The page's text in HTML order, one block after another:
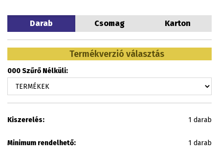
Darab Csomag Karton
Termékverzió választás
000 Szűrő Nélküli:
Kiszerelés: 1 darab
Minimum rendelhető: 1 darab